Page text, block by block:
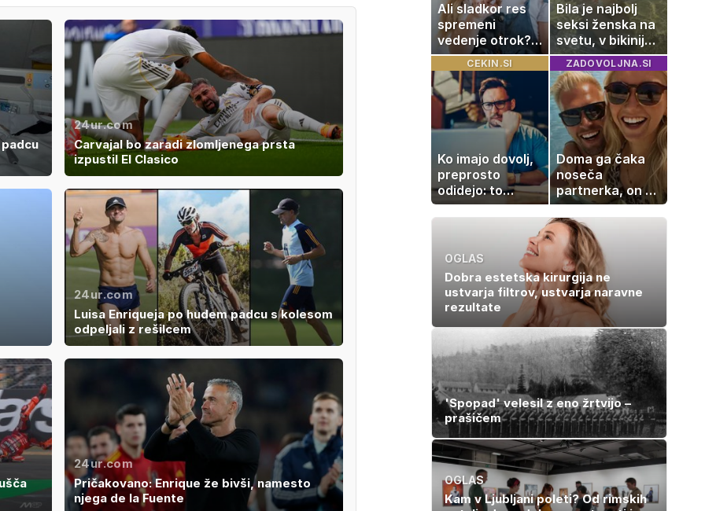
24ur.com
Carvajal bo zaradi zlomljenega prsta
izpustil El Clasico
24ur.com
Luisa Enriqueja po hudem padcu s kolesom
odpeljali z rešilcem
24ur.com
Pričakovano: Enrique že bivši, namesto
njega de la Fuente
Ali sladkor res
spremeni
vedenje otrok?
Znanost ponuja
presenetljiv
odgovor
Bila je najbolj
seksi ženska na
svetu, v bikiniju
znova navdušila
CEKIN.SI
Ko imajo dovolj,
preprosto
odidejo: to
znamenje
najpogosteje da
ZADOVOLJNA.SI
Doma ga čaka
noseča
partnerka, on pa
dopustuje z
drugo
OGLAS
Dobra estetska kirurgija ne
ustvarja filtrov, ustvarja naravne
rezultate
'Spopad' velesil z eno žrtvijo –
prašičem
OGLAS
Kam v Ljubljani poleti? Od rimskih